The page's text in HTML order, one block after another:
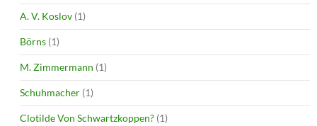
A. V. Koslov (1)
Börns (1)
M. Zimmermann (1)
Schuhmacher (1)
Clotilde Von Schwartzkoppen? (1)